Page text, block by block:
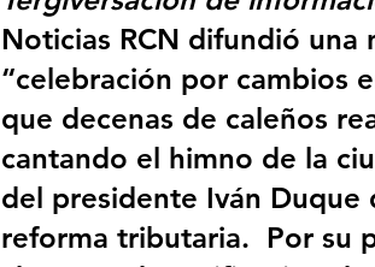
Noticias RCN difundió una
“celebración por cambios
que decenas de caleños
cantando el himno de la
del presidente Iván
reforma tributaria.  Por su